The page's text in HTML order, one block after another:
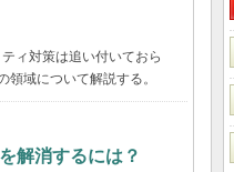
ィ対策は追い付いておら
域について解説する。
解消するには？